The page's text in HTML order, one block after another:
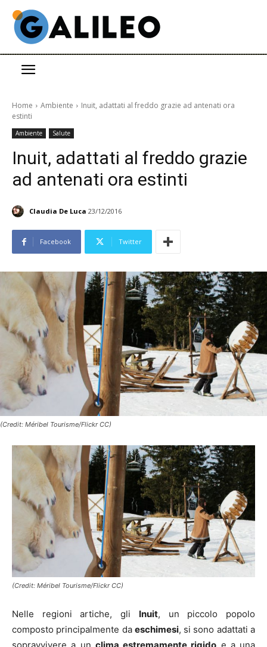
Home Ambiente
Inuit, adattati al freddo grazie ad antenati ora
estinti
Ambiente Salute
Inuit, adattati al freddo grazie
ad antenati ora estinti
Claudia De Luca 23/12/2016
Facebook Twitter
(Credit: Méribel Tourisme/Flickr CC)
(Credit: Méribel Tourisme/Flickr CC)
Nelle regioni artiche, gli Inuit, un piccolo popolo
composto principalmente da eschimesi, si sono adattati a